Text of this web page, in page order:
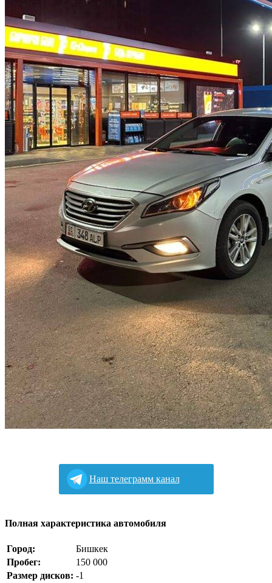
Наш телеграмм канал
Полная характеристика автомобиля
Город:
Бишкек
Пробег:
150 000
Размер дисков: -1